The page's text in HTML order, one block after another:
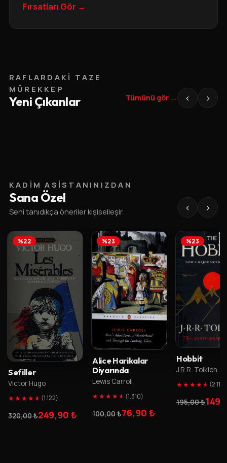
Fırsatları Gör →
RAFLARDAKI TAZE
MÜREKKEP
Yeni Çıkanlar Tümünü gör → ‹ ›
KADIM ASISTANINIZDAN
Sana Özel
Seni tanıdıkça öneriler kişiselleşir. ‹ ›
%22
Sefiller
Victor Hugo
★★★★★ (1.122)
320,00 ₺249,90 ₺
%23
Alice Harikalar
Diyarında
Lewis Carroll
★★★★★ (1.310)
100,00 ₺76,90 ₺
%23
Hobbit
J.R.R. Tolkien
★★★★★ (2.110)
195,00 ₺